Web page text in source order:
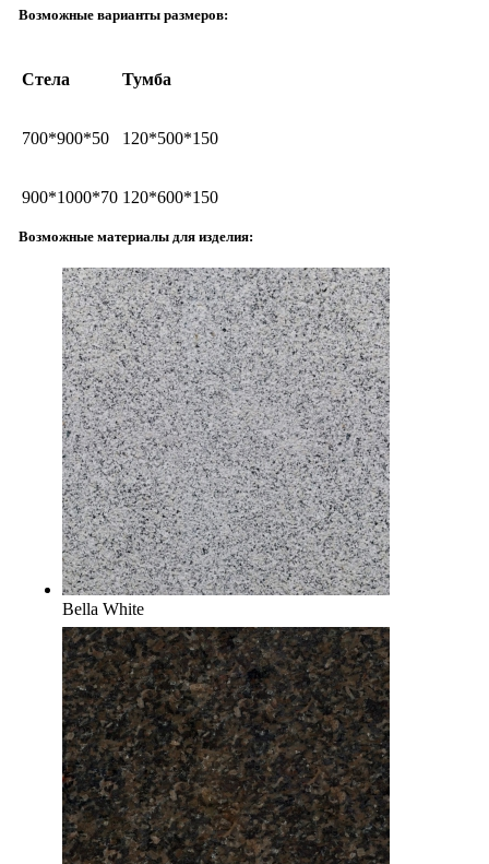
Возможные варианты размеров:
Стела Тумба
700*900*50 120*500*150
900*1000*70 120*600*150
Возможные материалы для изделия:
Bella White